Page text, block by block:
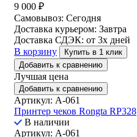
9 000 ₽
Самовывоз: Сегодня
Доставка курьером: Завтра
Доставка СДЭК: от 3х дней
В корзину
Купить в 1 клик
Добавить к сравнению
Лучшая цена
Добавить к сравнению
Артикул: A-061
Принтер чеков Rongta RP328
В наличии
Артикул: A-061